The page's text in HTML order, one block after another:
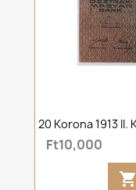
20 Korona 1913
Ft10,000
